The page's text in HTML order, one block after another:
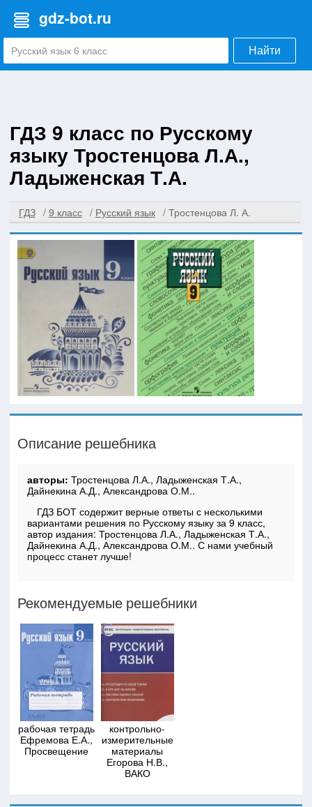
gdz-bot.ru
Найти
ГДЗ 9 класс по Русскому
языку Тростенцова Л.А.,
Ладыженская Т.А.
ГДЗ 9 класс Русский язык Тростенцова Л. А.
Описание решебника
авторы:Тростенцова Л.А., Ладыженская Т.А.,
Дайнекина А.Д., Александрова О.М..
ГДЗ БОТ содержит верные ответы с несколькими
вариантами решения по Русскому языку за 9 класс,
автор издания: Тростенцова Л.А., Ладыженская Т.А.,
Дайнекина А.Д., Александрова О.М.. С нами учебный
процесс станет лучше!
Рекомендуемые решебники
рабочая тетрадь
Ефремова Е.А.,
Просвещение
контрольно-
измерительные
материалы
Егорова Н.В.,
ВАКО